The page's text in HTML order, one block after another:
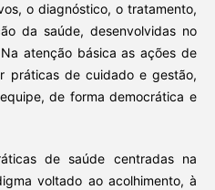
o diagnóstico, o tratamento,
da saúde, desenvolvidas no
atenção básica as ações de
práticas de cuidado e gestão,
de forma democrática e
de saúde centradas na
voltado ao acolhimento, à